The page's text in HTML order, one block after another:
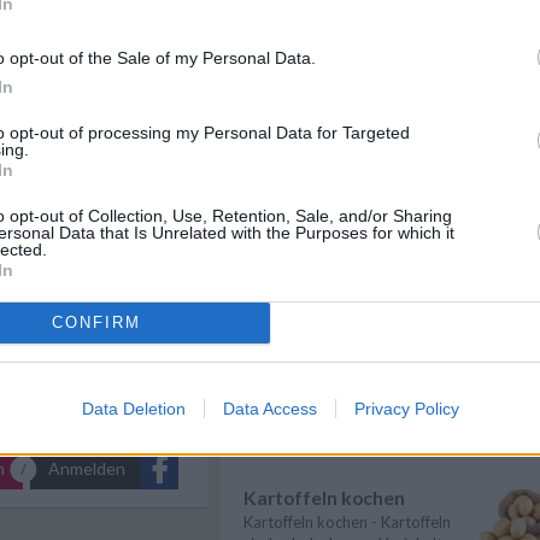
opt-out of the Sale of my Personal Data.
opt-out of processing my Personal Data for Targeted
opt-out of Collection, Use, Retention, Sale, and/or Sharing
Data that Is Unrelated with the Purposes for which it
CONFIRM
Data Deletion Data Access Privacy Policy
Rezepte /
- Schnelle Gerichte
Rezepte/
Anmelden
Spargel kochen - Hier gibt es
Karfiol kochen
Thema: Wie ... » mehr
erster Linie auf die richtige
Suppen kochen - so gelingt es.
Kartoffeln kochen
Kartoffeln kochen - Kartoffeln